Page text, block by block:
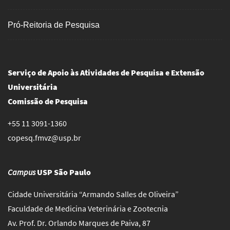
Pró-Reitoria de Pesquisa
Serviço de Apoio às Atividades de Pesquisa e Extensão
Universitária
Comissão de Pesquisa
+55 11 3091-1360
copesq.fmvz@usp.br
CampusUSP São Paulo
Cidade Universitária “Armando Salles de Oliveira”
Faculdade de Medicina Veterinária e Zootecnia
Av. Prof. Dr. Orlando Marques de Paiva, 87